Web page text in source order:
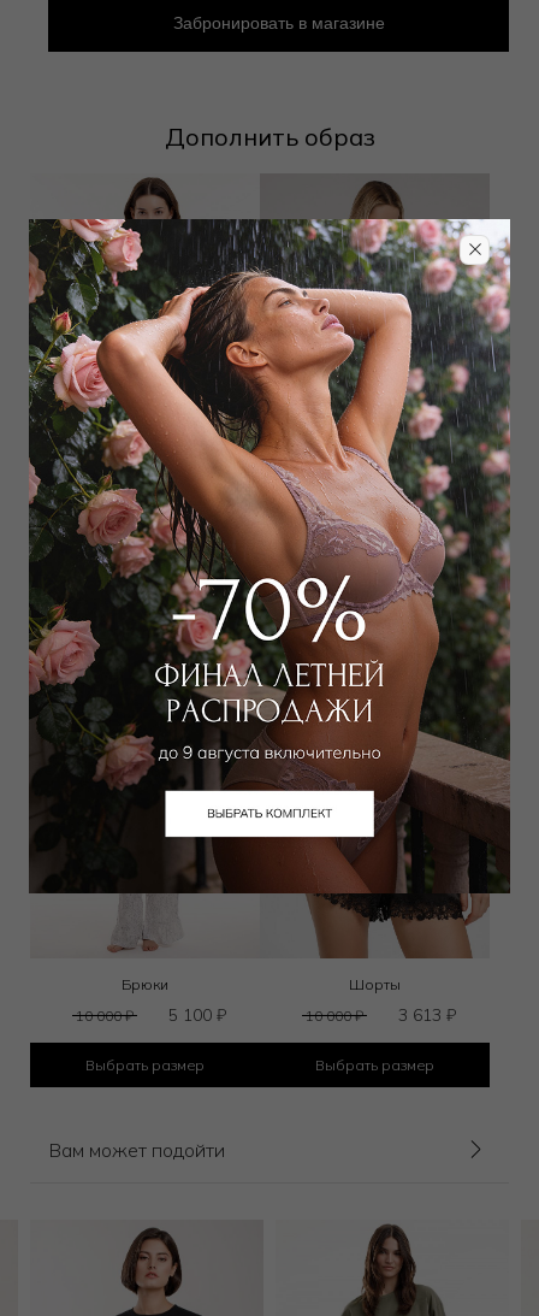
Дополнить образ
Шорты
6 000₽ 2 975₽
Выбрать размер
Шорты
8 000₽ 4 250₽
Выбрать размер
Брюки
10 000₽ 5 100₽
Выбрать размер
Шорты
10 000₽ 3 613₽
Выбрать размер
Забронировать в магазине
Вам может подойти